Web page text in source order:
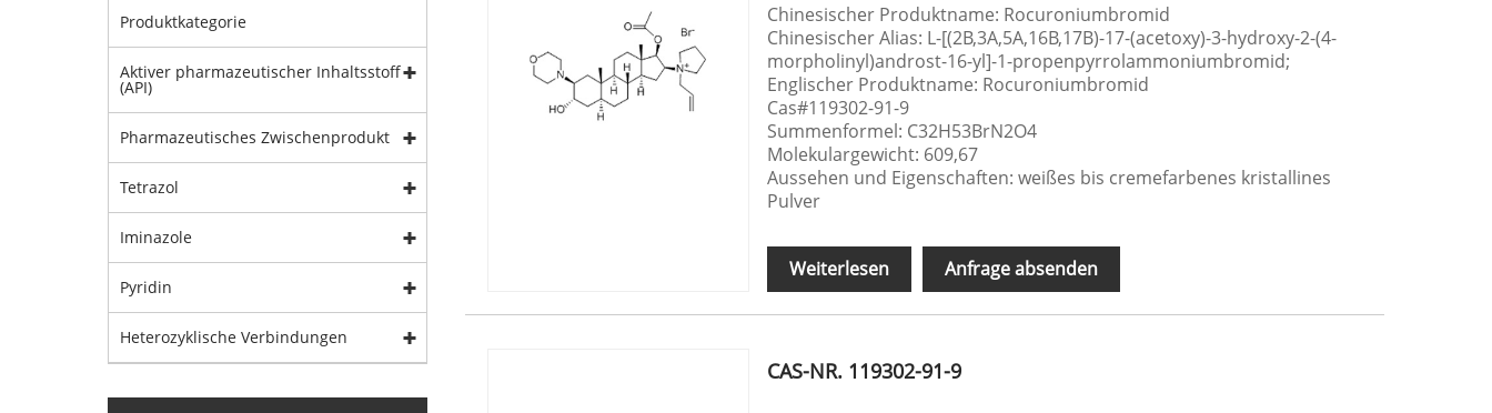
Produktkategorie
Aktiver pharmazeutischer Inhaltsstoff
(API)
Pharmazeutisches Zwischenprodukt
Tetrazol
Iminazole
Pyridin
Heterozyklische Verbindungen
Chinesischer Produktname: Rocuroniumbromid
Chinesischer Alias: L-[(2Β,3Α,5Α,16Β,17Β)-17-(acetoxy)-3-hydroxy-2-(4-
morpholinyl)androst-16-yl]-1-propenpyrrolammoniumbromid;
Englischer Produktname: Rocuroniumbromid
Cas#119302-91-9
Summenformel: C32H53BrN2O4
Molekulargewicht: 609,67
Aussehen und Eigenschaften: weißes bis cremefarbenes kristallines
Pulver
Weiterlesen Anfrage absenden
CAS-NR. 119302-91-9